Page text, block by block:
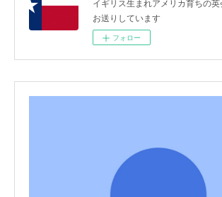
イギリス生まれアメリカ育ちの
お送りしています
フォロー